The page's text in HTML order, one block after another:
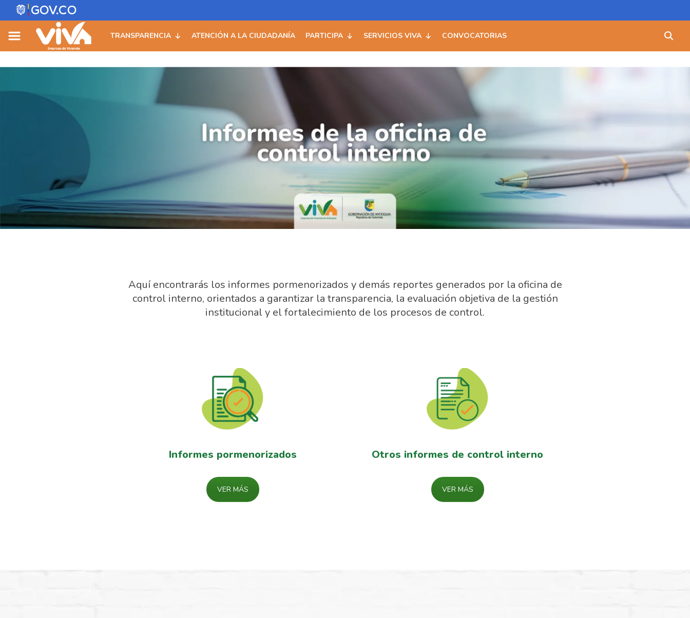
content
TRANSPARENCIA ATENCIÓN A LA CIUDADANÍA PARTICIPA SERVICIOS VIVA CONVOCATORIAS
Aquí encontrarás los informes pormenorizados y demás reportes generados por la oficina de
control interno, orientados a garantizar la transparencia, la evaluación objetiva de la gestión
institucional y el fortalecimiento de los procesos de control.
Informes pormenorizados
VER MÁS
Otros informes de control interno
VER MÁS